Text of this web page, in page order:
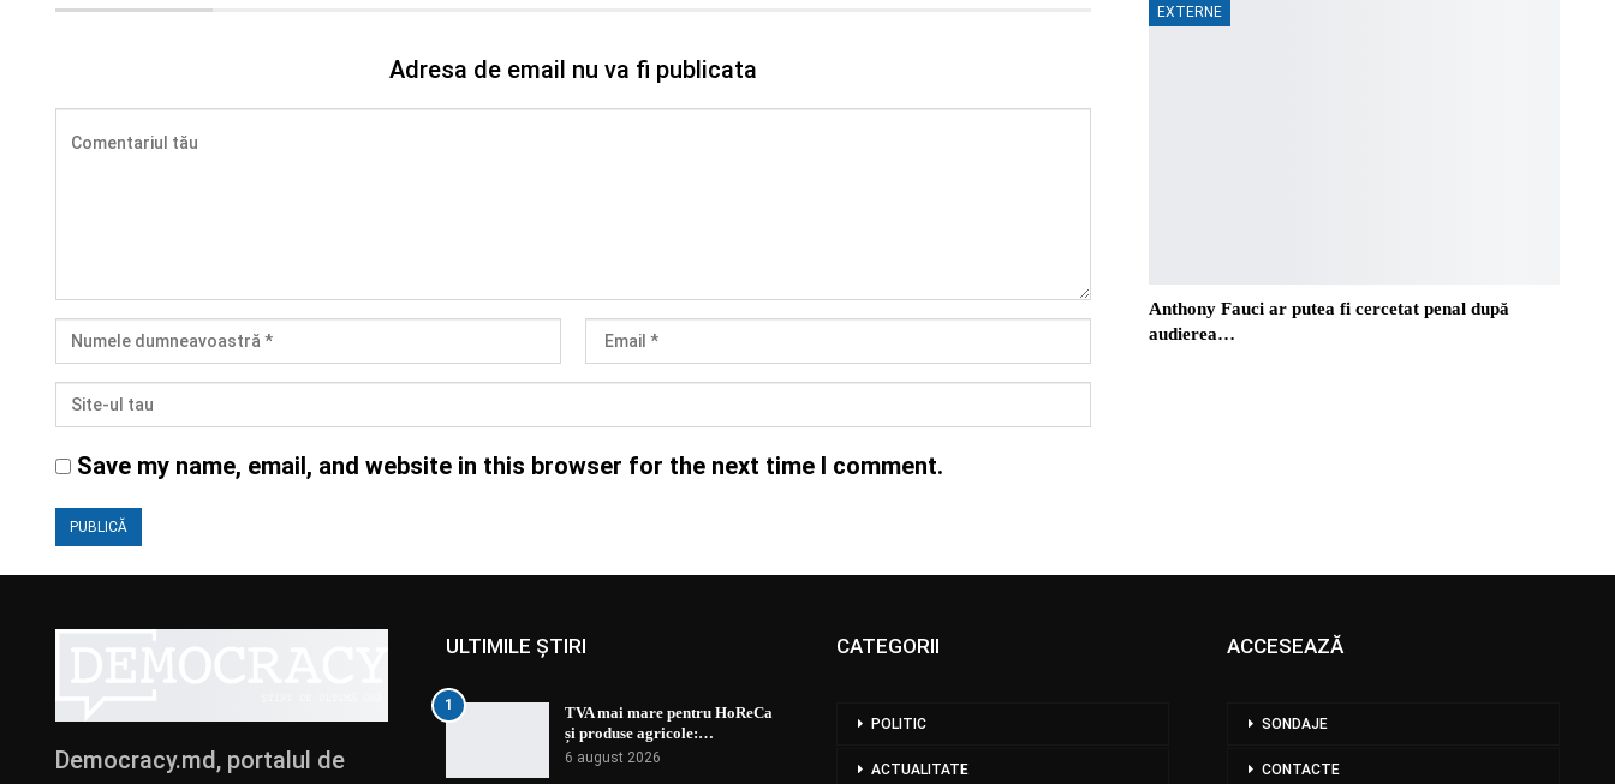
Adresa de email nu va fi publicata
Save my name, email, and website in this browser for the next time I comment.
EXTERNE
Anthony Fauci ar putea fi cercetat penal după
audierea…
Democracy.md, portalul de
ULTIMILE ȘTIRI
1
TVA mai mare pentru HoReCa
și produse agricole:…
6 august 2026
CATEGORII
POLITIC
ACTUALITATE
ACCESEAZĂ
SONDAJE
CONTACTE